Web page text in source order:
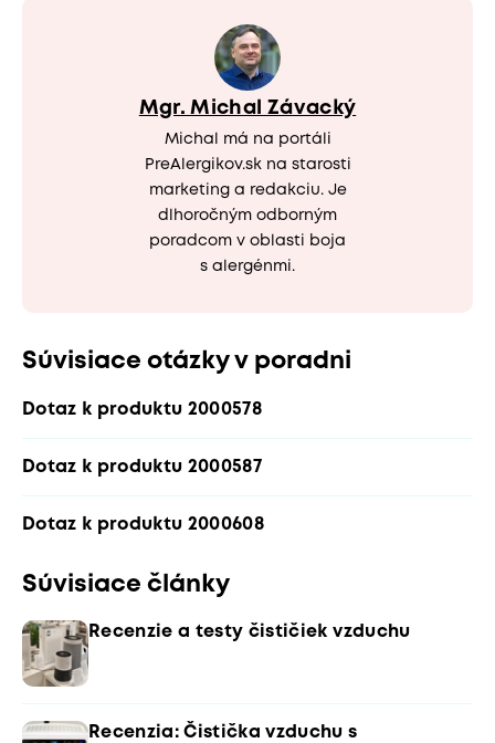
Mgr. Michal Závacký
Michal má na portáli
PreAlergikov.sk na starosti
marketing a redakciu. Je
dlhoročným odborným
poradcom v oblasti boja
s alergénmi.
Súvisiace otázky v poradni
Dotaz k produktu 2000578
Dotaz k produktu 2000587
Dotaz k produktu 2000608
Súvisiace články
Recenzie a testy čističiek vzduchu
Recenzia: Čistička vzduchu s